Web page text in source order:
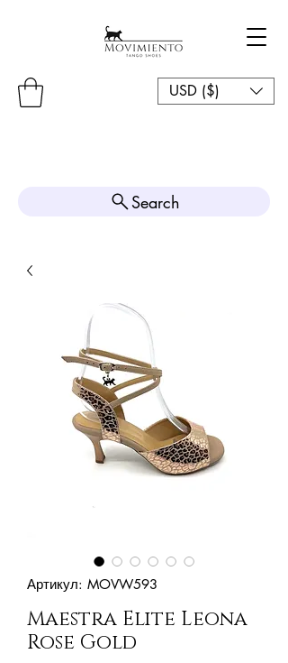
USD ($)
Search
Артикул: MOVW593
Maestra Elite Leona
Rose Gold